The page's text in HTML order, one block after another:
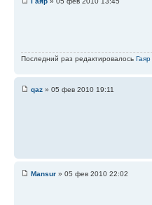
Последний раз редактировалось Гаяр
qaz » 05 фев 2010 19:11
Mansur » 05 фев 2010 22:02